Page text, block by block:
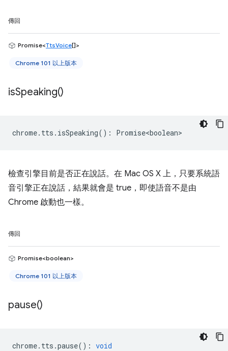
傳回
Promise<TtsVoice[]>
Chrome 101 以上版本
isSpeaking()
chrome. tts . isSpeaking() : Promise<boolean>
檢查引擎目前是否正在說話。在 Mac OS X 上，只要系統語
音引擎正在說話，結果就會是 true，即使語音不是由
Chrome 啟動也一樣。
傳回
Promise<boolean>
Chrome 101 以上版本
pause()
chrome. tts .pause() : void